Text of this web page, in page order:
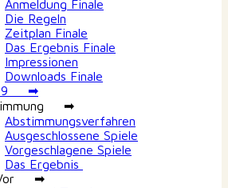
Anmeldung Finale
Die Regeln
Zeitplan Finale
Das Ergebnis Finale
Impressionen
Downloads Finale
➡
➡
Abstimmungsverfahren
Ausgeschlossene Spiele
Vorgeschlagene Spiele
Das Ergebnis
➡